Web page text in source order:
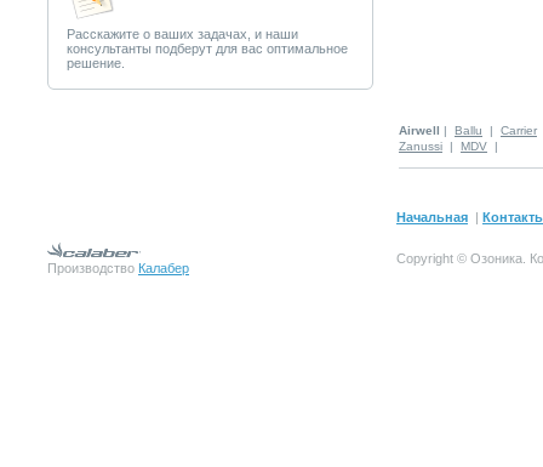
Расскажите о ваших задачах, и наши
консультанты подберут для вас оптимальное
решение.
Airwell | Ballu | Carrier
Zanussi | MDV |
Начальная |
Производство Калабер
Copyright © Озоника.